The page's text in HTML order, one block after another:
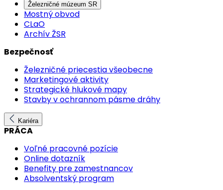
Železničné múzeum SR
Mostný obvod
CLaO
Archív ŽSR
Bezpečnosť
Železničné priecestia všeobecne
Marketingové aktivity
Strategické hlukové mapy
Stavby v ochrannom pásme dráhy
Kariéra
PRÁCA
Voľné pracovné pozície
Online dotazník
Benefity pre zamestnancov
Absolventský program